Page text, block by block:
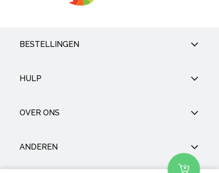
BESTELLINGEN
HULP
OVER ONS
ANDEREN